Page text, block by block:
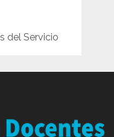
del Servicio